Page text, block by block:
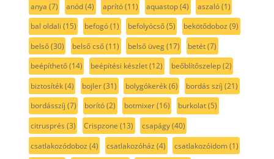
anya (7) anód(4) aprító(11) aquastop(4) aszaló(1)
bal oldali (15) befogó(1) befolyócső(5) bekötődoboz (9)
belső(30) belső cső(11) belső üveg(17) betét(7)
beépíthető(14) beépítési készlet(12) beőblítőszelep(2)
biztosíték(4) bojler(31) bolygókerék(6) bordás szíj (21)
bordásszíj (7) borító(2) botmixer(16) burkolat(5)
citrusprés (3) Crispzone (13) csapágy(40)
csatlakozódoboz (4) csatlakozóház (4) csatlakozóidom(1)